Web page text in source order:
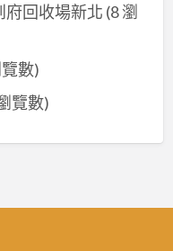
府回收場新北 (8 瀏
數)
覽數)